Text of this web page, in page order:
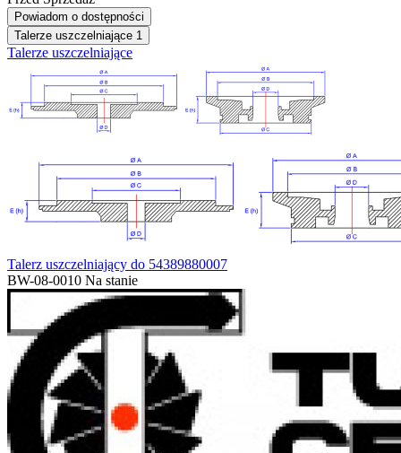
Powiadom o dostępności
Talerze uszczelniające 1
Talerze uszczelniające
Talerz uszczelniający do 54389880007
BW-08-0010 Na stanie